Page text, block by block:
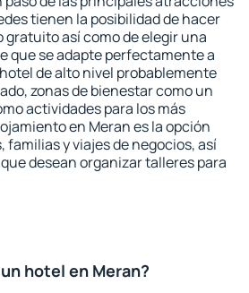
tienen la posibilidad de hacer
así como de elegir una
que se adapte perfectamente a
de alto nivel probablemente
zonas de bienestar como un
actividades para los más
en Meran es la opción
familias y viajes de negocios, así
desean organizar talleres para
hotel en Meran?